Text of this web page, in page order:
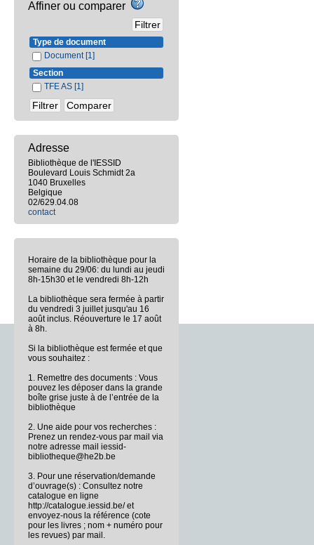
Affiner ou comparer
Type de document
Document [1]
Section
TFE AS [1]
Adresse
Bibliothèque de l'IESSID
Boulevard Louis Schmidt 2a
1040 Bruxelles
Belgique
02/629.04.08
contact
Horaire de la bibliothèque pour la
semaine du 29/06: du lundi au jeudi
8h-15h30 et le vendredi 8h-12h
La bibliothèque sera fermée à partir
du vendredi 3 juillet jusqu'au 16
août inclus. Réouverture le 17 août
à 8h.
Si la bibliothèque est fermée et que
vous souhaitez :
1. Remettre des documents : Vous
pouvez les déposer dans la grande
boîte grise juste à de l’entrée de la
bibliothèque
2. Une aide pour vos recherches :
Prenez un rendez-vous par mail via
notre adresse mail iessid-
bibliotheque@he2b.be
3. Pour une réservation/demande
d’ouvrage(s) : Consultez notre
catalogue en ligne
http://catalogue.iessid.be/ et
envoyez-nous la référence (cote
pour les livres ; nom + numéro pour
les revues) par mail.